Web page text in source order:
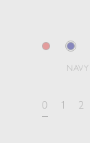
NAVY
0 1 2